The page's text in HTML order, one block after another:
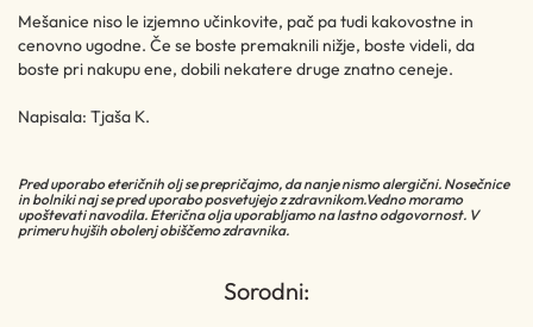
Mešanice niso le izjemno učinkovite, pač pa tudi kakovostne in
cenovno ugodne. Če se boste premaknili nižje, boste videli, da
boste pri nakupu ene, dobili nekatere druge znatno ceneje.
Napisala: Tjaša K.
Pred uporabo eteričnih olj se prepričajmo, da nanje nismo alergični. Nosečnice
in bolniki naj se pred uporabo posvetujejo z zdravnikom.Vedno moramo
upoštevati navodila. Eterična olja uporabljamo na lastno odgovornost. V
primeru hujših obolenj obiščemo zdravnika.
Sorodni: